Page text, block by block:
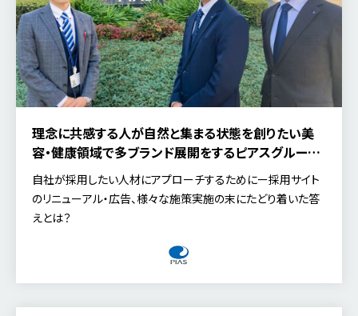
理念に共感する人が自然と集まる状態を創りたい――美
容・健康領域で多ブランド展開をするピアスグループ
が挑むリファラル採用
自社が採用したい人材にアプローチするためにー採用サイト
のリニューアル・広告、様々な施策実施の末にたどり着いた答
えとは？